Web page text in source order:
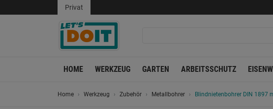
Privat
HOME WERKZEUG GARTEN ARBEITSSCHUTZ
Home Werkzeug Zubehör Metallbohrer Blindnietenbohrer DIN 1897